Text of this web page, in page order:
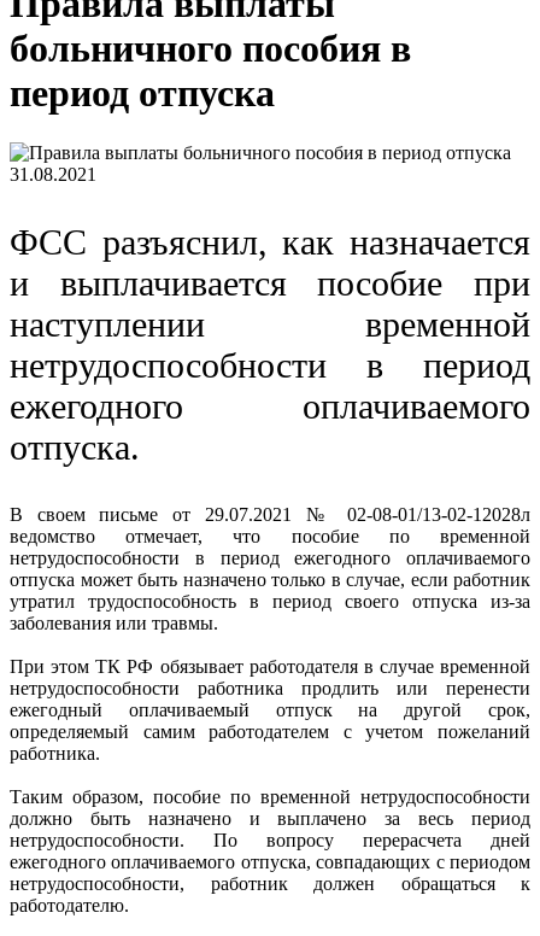
больничного пособия в
период отпуска
31.08.2021
ФСС разъяснил, как назначается
и выплачивается пособие при
наступлении временной
нетрудоспособности в период
ежегодного оплачиваемого
отпуска.
В своем письме от 29.07.2021 № 02-08-01/13-02-12028л
ведомство отмечает, что пособие по временной
нетрудоспособности в период ежегодного оплачиваемого
отпуска может быть назначено только в случае, если работник
утратил трудоспособность в период своего отпуска из-за
заболевания или травмы.
При этом ТК РФ обязывает работодателя в случае временной
нетрудоспособности работника продлить или перенести
ежегодный оплачиваемый отпуск на другой срок,
определяемый самим работодателем с учетом пожеланий
работника.
Таким образом, пособие по временной нетрудоспособности
должно быть назначено и выплачено за весь период
нетрудоспособности. По вопросу перерасчета дней
ежегодного оплачиваемого отпуска, совпадающих с периодом
нетрудоспособности, работник должен обращаться к
работодателю.